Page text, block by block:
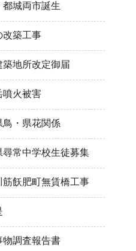
都城両市誕生
改築工事
築地所改定御届
噴火被害
鳥・県花関係
尋常中学校生徒募集
筋飫肥町無賃橋工事
物調査報告書